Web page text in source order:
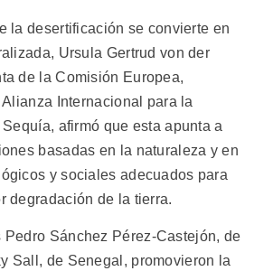
la desertificación se convierte en
Ursula Gertrud von der
de la Comisión Europea,
Internacional para la
afirmó que esta apunta a
basadas en la naturaleza y en
y sociales adecuados para
degradación de la tierra.
Pedro Sánchez Pérez-Castejón, de
Sall, de Senegal, promovieron la